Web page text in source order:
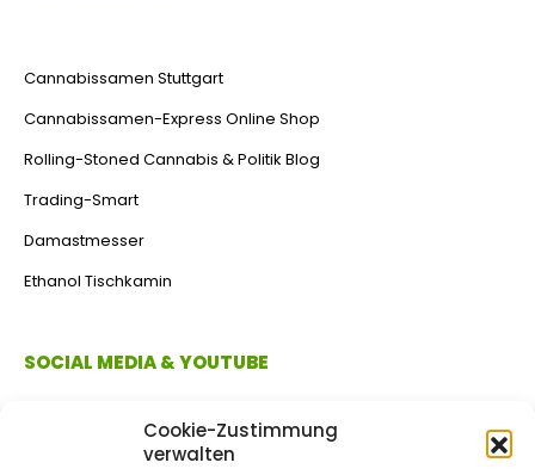
Cookie-Zustimmung
verwalten
Cannabissamen Stuttgart
Cannabissamen-Express Online Shop
Rolling-Stoned Cannabis & Politik Blog
Trading-Smart
Damastmesser
Ethanol Tischkamin
SOCIAL MEDIA & YOUTUBE